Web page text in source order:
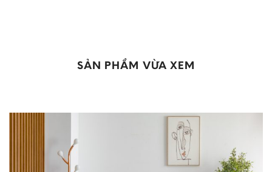
SẢN PHẨM VỪA XEM